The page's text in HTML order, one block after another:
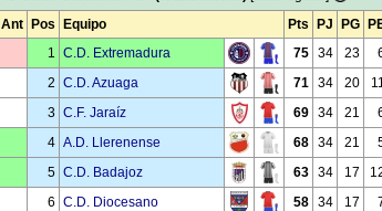
Ant
Pos Equipo Pts PJ PG
1 C.D. Extremadura 75 34 23
2 C.D. Azuaga 71 34 20
3 C.F. Jaraíz 69 34 21
4 A.D. Llerenense 68 34 21
5 C.D. Badajoz 63 34 17
6 C.D. Diocesano 58 34 17